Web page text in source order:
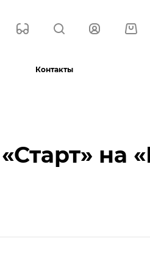
Контакты
на